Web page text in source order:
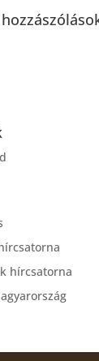
hírcsatorna